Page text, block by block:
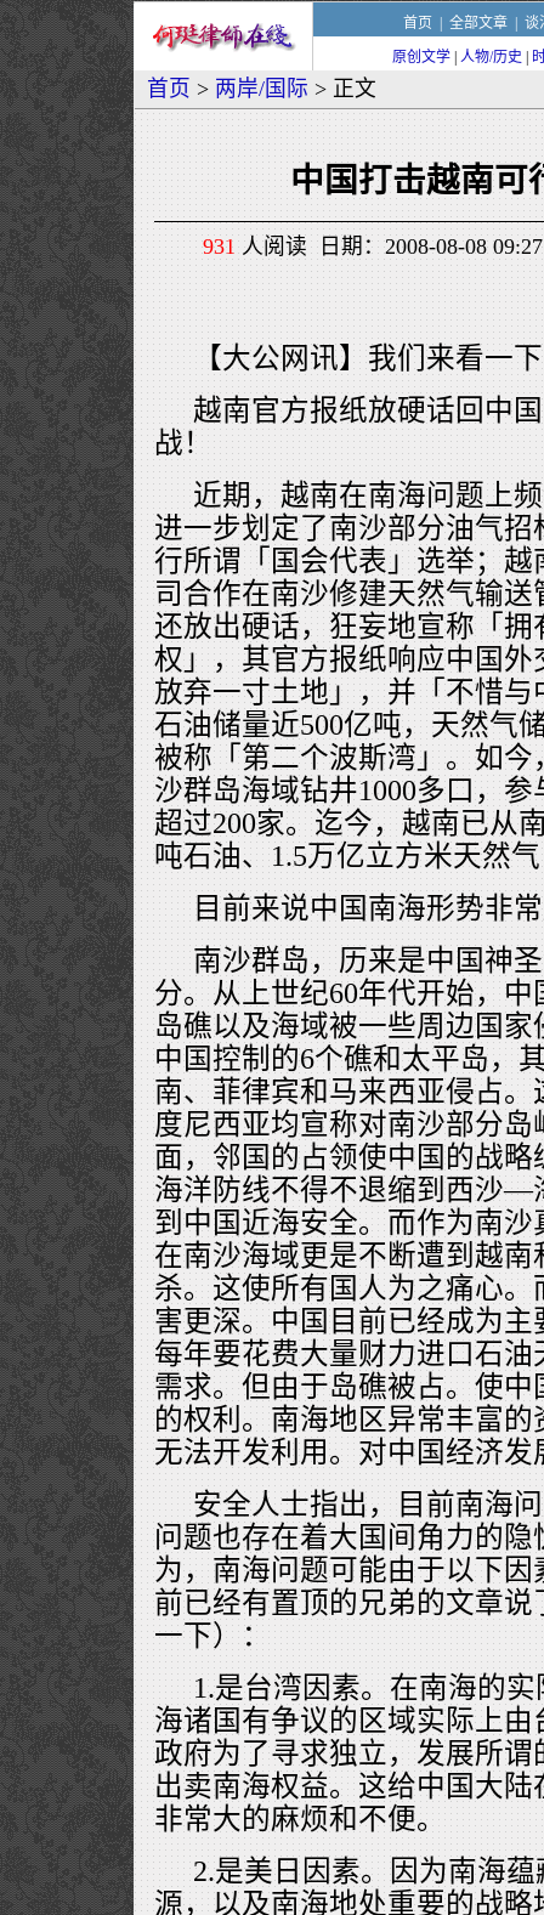
首页 全部文章| 谈
原创文学 人物/历史
首页 > 两岸/国际 > 正文
中国打击越南可
931 人阅读 日期：2008-08-08
【大公网讯】我们来看一
越南官方报纸放硬话回中
战！
近期，越南在南海问题上
进一步划定了南沙部分油气
行所谓「国会代表」选举；
司合作在南沙修建天然气输
还放出硬话，狂妄地宣称「
权」，其官方报纸响应中国
放弃一寸土地」，并「不惜
石油储量近500亿吨，天然气
被称「第二个波斯湾」。如
沙群岛海域钻井1000多口，
超过200家。迄今，越南已从
吨石油、1.5万亿立方米天然
目前来说中国南海形势非
南沙群岛，历来是中国神
分。从上世纪60年代开始，
岛礁以及海域被一些周边国家
中国控制的6个礁和太平岛，
南、菲律宾和马来西亚侵占
度尼西亚均宣称对南沙部分
面，邻国的占领使中国的战
海洋防线不得不退缩到西沙—
到中国近海安全。而作为南
在南沙海域更是不断遭到越
杀。这使所有国人为之痛心
害更深。中国目前已经成为
每年要花费大量财力进口石
需求。但由于岛礁被占。使
的权利。南海地区异常丰富
无法开发利用。对中国经济
安全人士指出，目前南海
问题也存在着大国间角力的
为，南海问题可能由于以下
前已经有置顶的兄弟的文章
一下）：
1.是台湾因素。在南海的
海诸国有争议的区域实际上
政府为了寻求独立，发展所
出卖南海权益。这给中国大
非常大的麻烦和不便。
2.是美日因素。因为南海
源，以及南海地处重要的战